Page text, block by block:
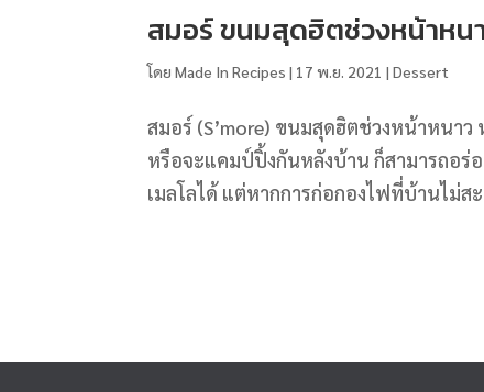
สมอร์ ขนมสุดฮิตช่วงหน้าหน
โดยMade In Recipes | 17 พ.ย. 2021 |Dessert
สมอร์ (S’more) ขนมสุดฮิตช่วงหน้าหนาว
หรือจะแคมป์ปิ้งกันหลังบ้าน ก็สามารถอร่
เมลโลได้ แต่หากการก่อกองไฟที่บ้านไม่ส